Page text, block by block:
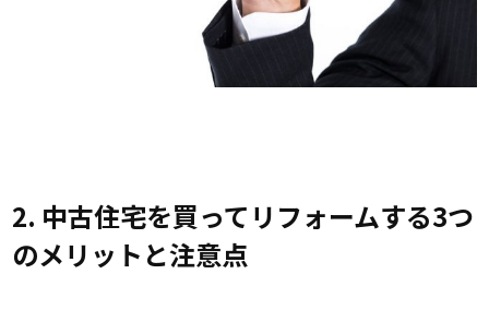
2. 中古住宅を買ってリフォームする3つ
のメリットと注意点